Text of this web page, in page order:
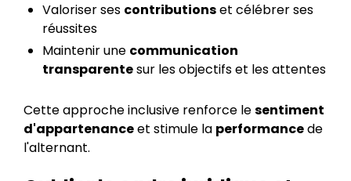
Valoriser ses contributionset célébrer ses
réussites
Maintenir une communication
transparentesur les objectifs et les attentes
Cette approche inclusive renforce lesentiment
d'appartenanceet stimule la performancede
l'alternant.